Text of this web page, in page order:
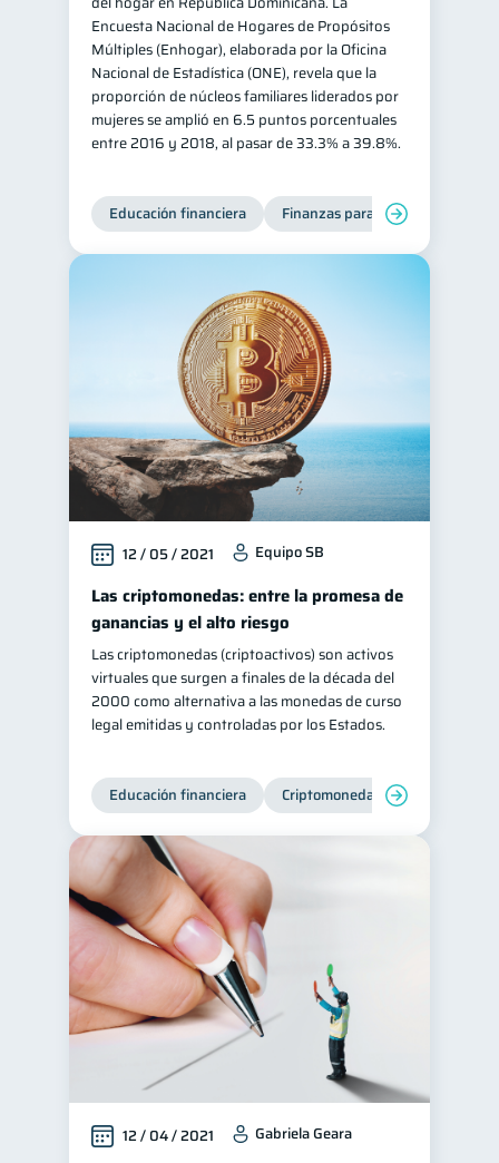
Encuesta Nacional de Hogares de Propósitos
Múltiples (Enhogar), elaborada por la Oficina
Nacional de Estadística (ONE), revela que la
proporción de núcleos familiares liderados por
mujeres se amplió en 6.5 puntos porcentuales
entre 2016 y 2018, al pasar de 33.3% a 39.8%.
Educación financiera Finanzas para mujeres
12 / 05 / 2021 Equipo SB
Las criptomonedas: entre la promesa de
ganancias y el alto riesgo
Las criptomonedas (criptoactivos) son activos
virtuales que surgen a finales de la década del
2000 como alternativa a las monedas de curso
legal emitidas y controladas por los Estados.
Educación financiera Criptomonedas
12 / 04 / 2021 Gabriela Geara